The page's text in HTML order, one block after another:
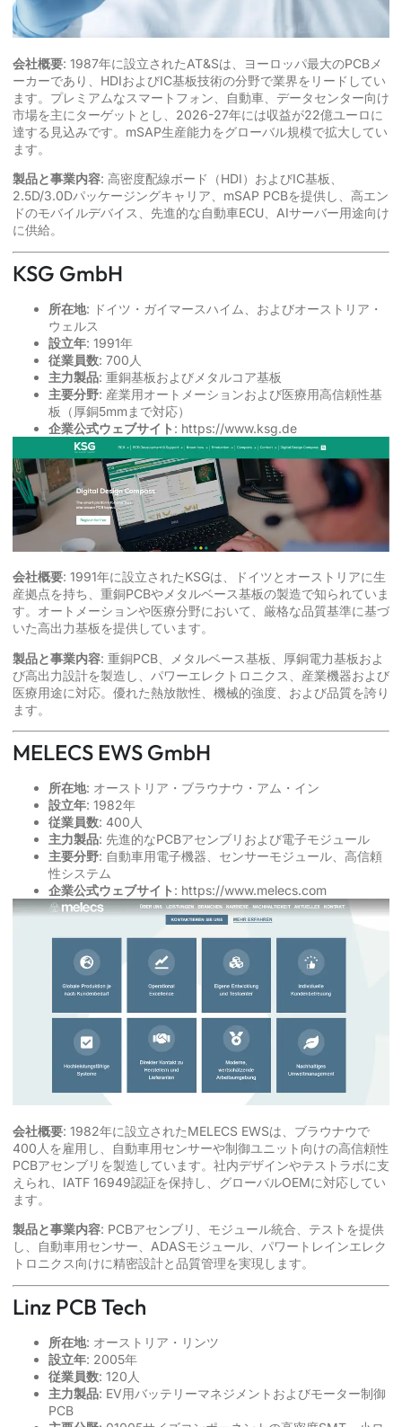
会社概要: 1987年に設立されたAT&Sは、ヨーロッパ最大のPCBメ
ーカーであり、HDIおよびIC基板技術の分野で業界をリードしてい
ます。プレミアムなスマートフォン、自動車、データセンター向け
市場を主にターゲットとし、2026-27年には収益が22億ユーロに
達する見込みです。mSAP生産能力をグローバル規模で拡大してい
ます。
製品と事業内容: 高密度配線ボード（HDI）およびIC基板、
2.5D/3.0Dパッケージングキャリア、mSAP PCBを提供し、高エン
ドのモバイルデバイス、先進的な自動車ECU、AIサーバー用途向け
に供給。
KSG GmbH
所在地: ドイツ・ガイマースハイム、およびオーストリア・
ウェルス
設立年: 1991年
従業員数: 700人
主力製品: 重銅基板およびメタルコア基板
主要分野: 産業用オートメーションおよび医療用高信頼性基
板（厚銅5mmまで対応）
企業公式ウェブサイト : https://www.ksg.de
会社概要: 1991年に設立されたKSGは、ドイツとオーストリアに生
産拠点を持ち、重銅PCBやメタルベース基板の製造で知られていま
す。オートメーションや医療分野において、厳格な品質基準に基づ
いた高出力基板を提供しています。
製品と事業内容: 重銅PCB、メタルベース基板、厚銅電力基板およ
び高出力設計を製造し、パワーエレクトロニクス、産業機器および
医療用途に対応。優れた熱放散性、機械的強度、および品質を誇り
ます。
MELECS EWS GmbH
所在地: オーストリア・ブラウナウ・アム・イン
設立年: 1982年
従業員数: 400人
主力製品: 先進的なPCBアセンブリおよび電子モジュール
主要分野: 自動車用電子機器、センサーモジュール、高信頼
性システム
企業公式ウェブサイト : https://www.melecs.com
会社概要: 1982年に設立されたMELECS EWSは、ブラウナウで
400人を雇用し、自動車用センサーや制御ユニット向けの高信頼性
PCBアセンブリを製造しています。社内デザインやテストラボに支
えられ、IATF 16949認証を保持し、グローバルOEMに対応してい
ます。
製品と事業内容: PCBアセンブリ、モジュール統合、テストを提供
し、自動車用センサー、ADASモジュール、パワートレインエレク
トロニクス向けに精密設計と品質管理を実現します。
Linz PCB Tech
所在地: オーストリア・リンツ
設立年: 2005年
従業員数: 120人
主力製品: EV用バッテリーマネジメントおよびモーター制御
PCB